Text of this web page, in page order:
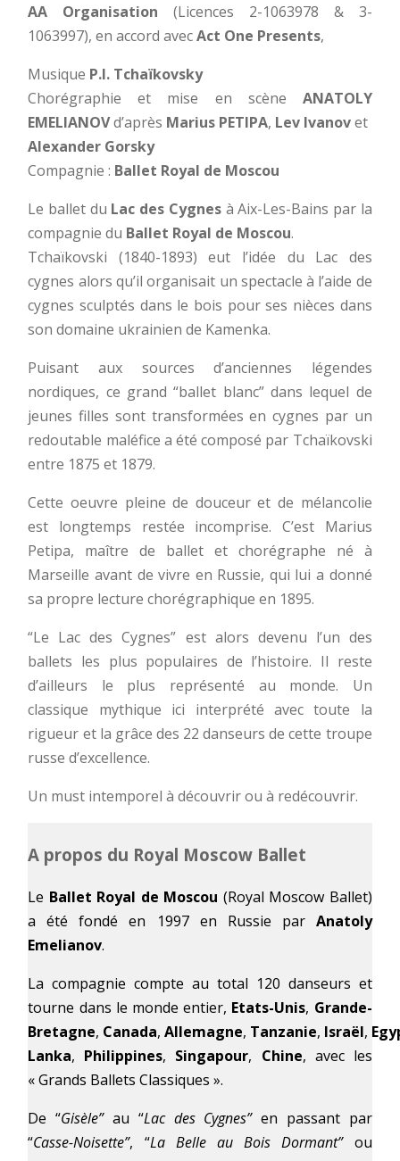
AA Organisation (Licences 2-1063978 & 3-
1063997), en accord avecAct One Presents,
Musique P.I. Tchaïkovsky
Chorégraphie et mise en scène ANATOLY
EMELIANOVd’après Marius PETIPA, Lev Ivanovet
Alexander Gorsky
Compagnie : Ballet Royal de Moscou
Le ballet du Lac des Cygnesà Aix-Les-Bains par la
compagnie du Ballet Royal de Moscou.
Tchaïkovski (1840-1893) eut l’idée du Lac des
cygnes alors qu’il organisait un spectacle à l’aide de
cygnes sculptés dans le bois pour ses nièces dans
son domaine ukrainien de Kamenka.
Puisant aux sources d’anciennes légendes
nordiques, ce grand “ballet blanc” dans lequel de
jeunes filles sont transformées en cygnes par un
redoutable maléfice a été composé par Tchaïkovski
entre 1875 et 1879.
Cette oeuvre pleine de douceur et de mélancolie
est longtemps restée incomprise. C’est Marius
Petipa, maître de ballet et chorégraphe né à
Marseille avant de vivre en Russie, qui lui a donné
sa propre lecture chorégraphique en 1895.
“Le Lac des Cygnes” est alors devenu l’un des
ballets les plus populaires de l’histoire. Il reste
d’ailleurs le plus représenté au monde. Un
classique mythique ici interprété avec toute la
rigueur et la grâce des 22 danseurs de cette troupe
russe d’excellence.
Un must intemporel à découvrir ou à redécouvrir.
A propos du Royal Moscow Ballet
Le Ballet Royal de Moscou (Royal Moscow Ballet)
a été fondé en 1997 en Russie par Anatoly
Emelianov.
La compagnie compte au total 120 danseurs et
tourne dans le monde entier, Etats-Unis, Grande-
Bretagne, Canada,Allemagne, Tanzanie, Israël,
Lanka, Philippines, Singapour, Chine, avec les
« Grands Ballets Classiques ».
De “Gisèle”au “Lac des Cygnes”en passant par
“Casse-Noisette”, “La Belle au Bois Dormant”ou